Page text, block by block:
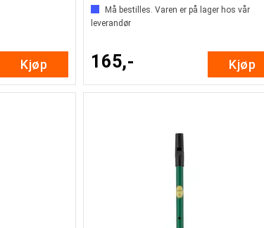
Kjøp
Må bestilles. Varen er på lager hos vår
leverandør
165,- Kjøp